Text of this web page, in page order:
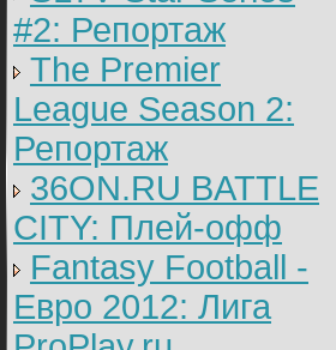
#2: Репортаж
The Premier
League Season 2:
Репортаж
36ON.RU BATTLE
CITY: Плей-офф
Fantasy Football -
Евро 2012: Лига